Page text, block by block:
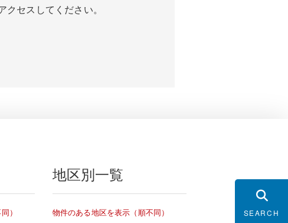
SEARCH
セスしてください。
）
地区別一覧
物件のある地区を表示（順不同）